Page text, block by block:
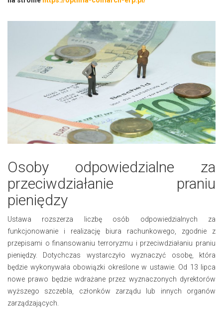
Osoby odpowiedzialne za
przeciwdziałanie praniu
pieniędzy
Ustawa rozszerza liczbę osób odpowiedzialnych za
funkcjonowanie i realizację biura rachunkowego, zgodnie z
przepisami o finansowaniu terroryzmu i przeciwdziałaniu praniu
pieniędzy. Dotychczas wystarczyło wyznaczyć osobę, która
będzie wykonywała obowiązki określone w ustawie. Od 13 lipca
nowe prawo będzie wdrażane przez wyznaczonych dyrektorów
wyższego szczebla, członków zarządu lub innych organów
zarządzających.